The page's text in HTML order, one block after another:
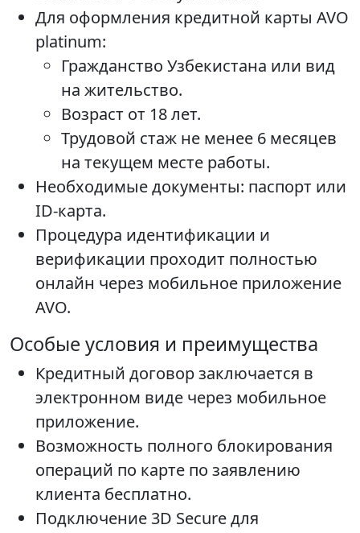
Для оформления кредитной карты AVO
platinum:
Гражданство Узбекистана или вид
на жительство.
Возраст от 18 лет.
Трудовой стаж не менее 6 месяцев
на текущем месте работы.
Необходимые документы: паспорт или
ID-карта.
Процедура идентификации и
верификации проходит полностью
онлайн через мобильное приложение
AVO.
Особые условия и преимущества
Кредитный договор заключается в
электронном виде через мобильное
приложение.
Возможность полного блокирования
операций по карте по заявлению
клиента бесплатно.
Подключение 3D Secure для